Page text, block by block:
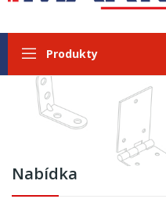
Produkty
Nabídka